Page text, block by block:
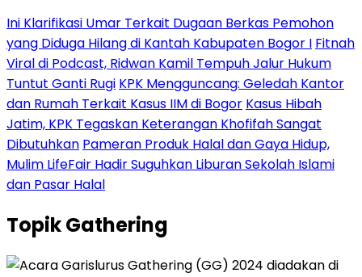
Ini Klarifikasi Umar Terkait Dugaan Berkas Pemohon
yang Diduga Hilang di Kantah Kabupaten Bogor I Fitnah
Viral di Podcast, Ridwan Kamil Tempuh Jalur Hukum
Tuntut Ganti Rugi KPK Mengguncang: Geledah Kantor
dan Rumah Terkait Kasus IIM di Bogor Kasus Hibah
Jatim, KPK Tegaskan Keterangan Khofifah Sangat
Dibutuhkan Pameran Produk Halal dan Gaya Hidup,
Mulim LifeFair Hadir Suguhkan Liburan Sekolah Islami
dan Pasar Halal
TopikGathering